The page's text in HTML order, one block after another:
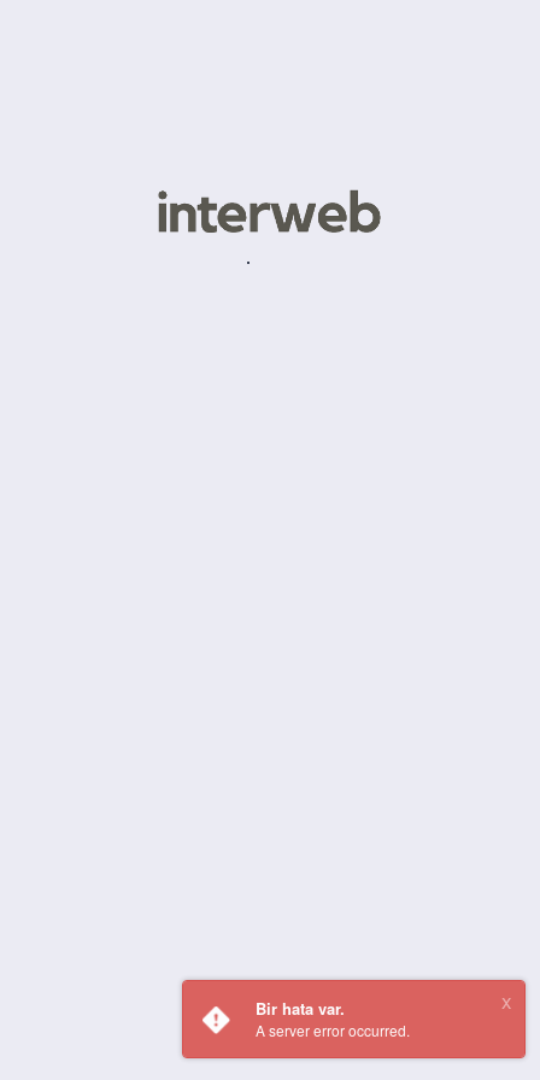
Bir hata var.
A server error occurred.